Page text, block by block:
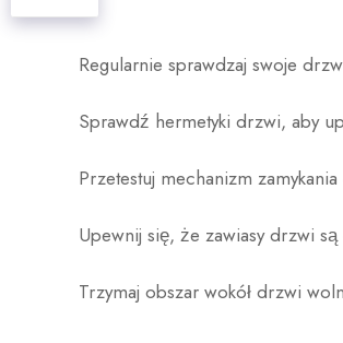
Regularnie sprawdzaj swoje
Sprawdź hermetyki drzwi, aby
Przetestuj mechanizm
Upewnij się, że zawiasy drzwi
Trzymaj obszar wokół drzwi